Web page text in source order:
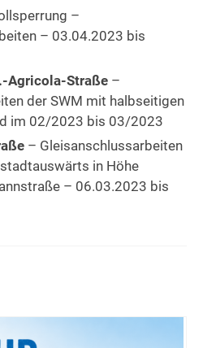
–
– 03.04.2023 bis
Agricola-Straße –
der SWM mit halbseitigen
im 02/2023 bis 03/2023
– Gleisanschlussarbeiten
in Höhe
– 06.03.2023 bis